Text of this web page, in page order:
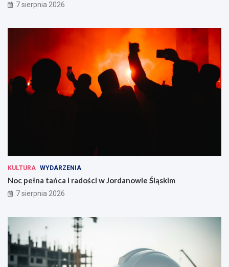
7 sierpnia 2026
KULTURA WYDARZENIA
Noc pełna tańca i radości w Jordanowie Śląskim
7 sierpnia 2026